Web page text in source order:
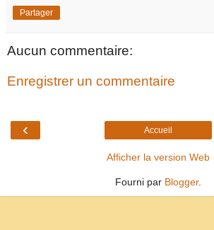
Partager
Aucun commentaire:
Enregistrer un commentaire
‹ Accueil
Afficher la version Web
Fourni par Blogger.